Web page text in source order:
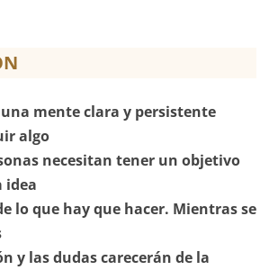
mente clara y persistente
algo
necesitan tener un objetivo
idea
lo que hay que hacer. Mientras se
y las dudas carecerán de la